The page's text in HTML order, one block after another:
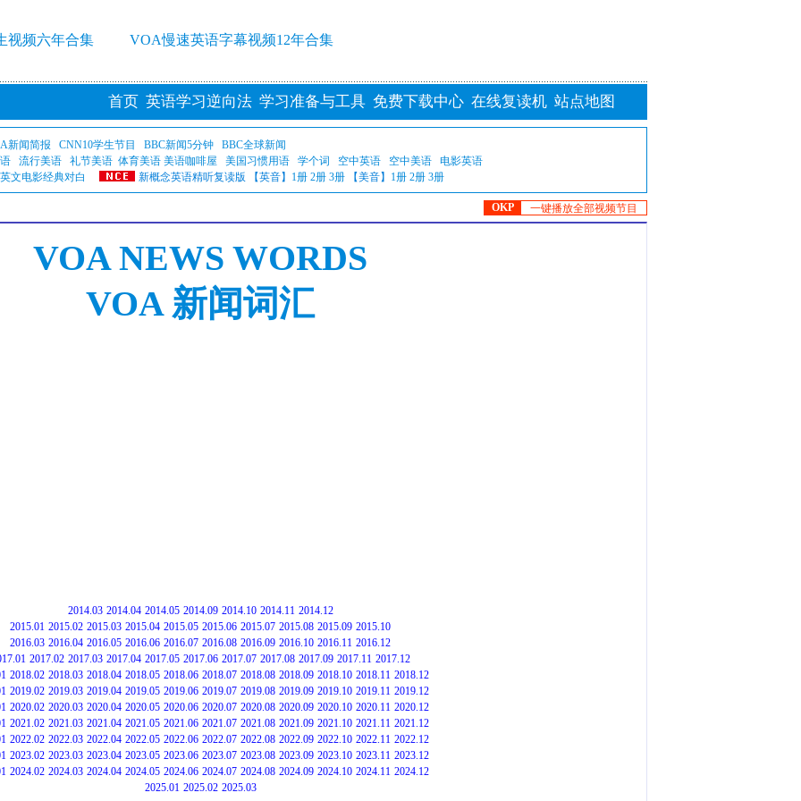
视频六年合集 VOA慢速英语字幕视频12年合集
首页 英语学习逆向法 学习准备与工具 免费下载中心 在线复读机 站点地图
新闻简报 CNN10学生节目 BBC新闻5分钟
BBC全球新闻
流行美语 礼节美语 体育美语 美语咖啡屋 美国习惯用语 学个词 空中英语 空中美语
电影英语
英文电影经典对白 新概念英语精听复读版 【英音】 1册 2册 3册 【美音】 1册 2册 3册
OKP 一键播放全部视频节目
VOA NEWS WORDS
VOA 新闻词汇
2014.03 2014.04 2014.05 2014.09 2014.10 2014.11 2014.12
2015.01 2015.02 2015.03 2015.04 2015.05 2015.06 2015.07 2015.08 2015.09 2015.10
2016.03 2016.04 2016.05 2016.06 2016.07 2016.08 2016.09 2016.10 2016.11 2016.12
2017.02 2017.03 2017.04 2017.05 2017.06 2017.07 2017.08 2017.09 2017.11 2017.12
2018.02 2018.03 2018.04 2018.05 2018.06 2018.07 2018.08 2018.09 2018.10 2018.11 2018.12
2019.02 2019.03 2019.04 2019.05 2019.06 2019.07 2019.08 2019.09 2019.10 2019.11 2019.12
2020.02 2020.03 2020.04 2020.05 2020.06 2020.07 2020.08 2020.09 2020.10 2020.11 2020.12
2021.02 2021.03 2021.04 2021.05 2021.06 2021.07 2021.08 2021.09 2021.10 2021.11 2021.12
2022.02 2022.03 2022.04 2022.05 2022.06 2022.07 2022.08 2022.09 2022.10 2022.11 2022.12
2023.02 2023.03 2023.04 2023.05 2023.06 2023.07 2023.08 2023.09 2023.10 2023.11 2023.12
2024.02 2024.03 2024.04 2024.05 2024.06 2024.07 2024.08 2024.09 2024.10 2024.11 2024.12
2025.01 2025.02 2025.03